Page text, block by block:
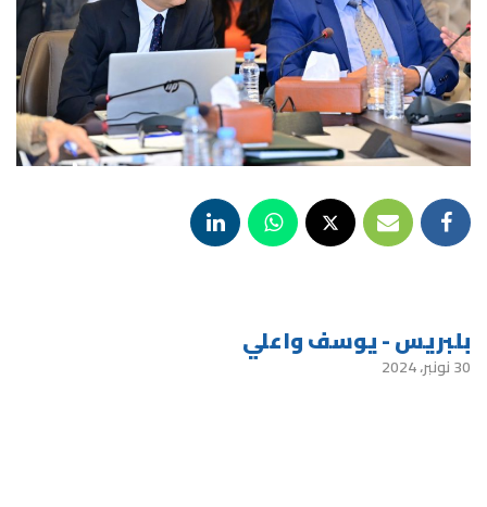
بلبريس - يوسف واعلي
30 نونبر، 2024